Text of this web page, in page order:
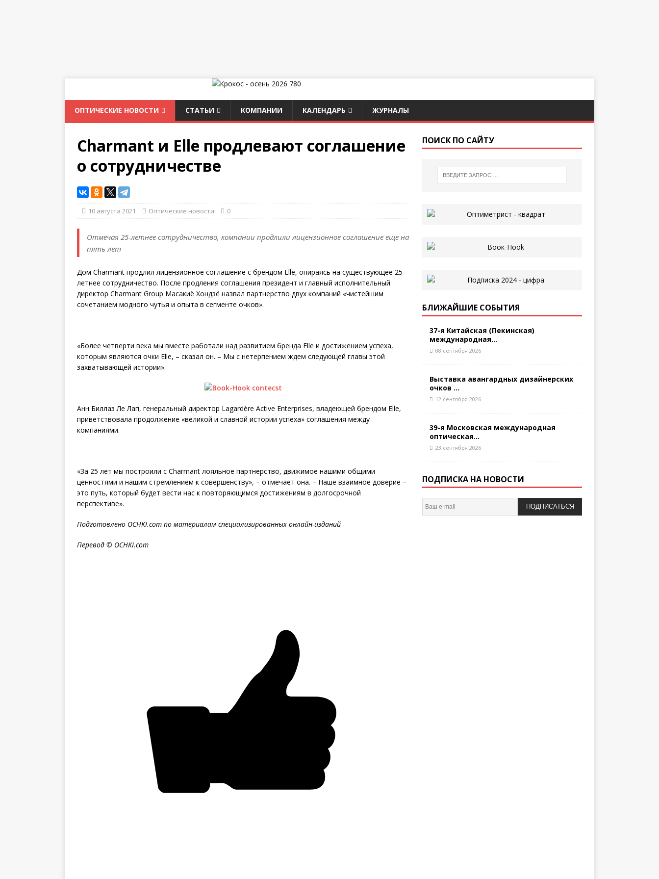
ОПТИЧЕСКИЕ НОВОСТИ СТАТЬИ КОМПАНИИ КАЛЕНДАРЬ ЖУРНАЛЫ
Charmant и Elle продлевают соглашение
о сотрудничестве
10 августа 2021 Оптические новости 0
Отмечая 25-летнее сотрудничество, компании продлили лицензионное соглашение еще на
пять лет
Дом Charmant продлил лицензионное соглашение с брендом Elle, опираясь на существующее 25-
летнее сотрудничество. После продления соглашения президент и главный исполнительный
директор Charmant Group Масакиё Хондзё назвал партнерство двух компаний «чистейшим
сочетанием модного чутья и опыта в сегменте очков».
«Более четверти века мы вместе работали над развитием бренда Elle и достижением успеха,
которым являются очки Elle, – сказал он. – Мы с нетерпением ждем следующей главы этой
захватывающей истории».
Анн Биллаз Ле Лап, генеральный директор Lagardère Active Enterprises, владеющей брендом Elle,
приветствовала продолжение «великой и славной истории успеха» соглашения между
компаниями.
«За 25 лет мы построили с Charmant лояльное партнерство, движимое нашими общими
ценностями и нашим стремлением к совершенству», – отмечает она. – Наше взаимное доверие –
это путь, который будет вести нас к повторяющимся достижениям в долгосрочной
перспективе».
Подготовлено OCHKI.com по материалам специализированных онлайн-изданий
Перевод © OCHKI.com
ПОИСК ПО САЙТУ
БЛИЖАЙШИЕ СОБЫТИЯ
37-я Китайская (Пекинская)
международная...
08 сентября 2026
Выставка авангардных дизайнерских
очков ...
12 сентября 2026
39-я Московская международная
оптическая...
23 сентября 2026
ПОДПИСКА НА НОВОСТИ
ПОДПИСАТЬСЯ